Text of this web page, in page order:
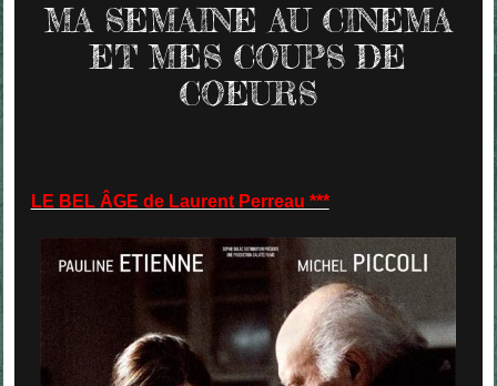
MA SEMAINE AU CINEMA
ET MES COUPS DE
COEURS
LE BEL ÂGE de Laurent Perreau ***